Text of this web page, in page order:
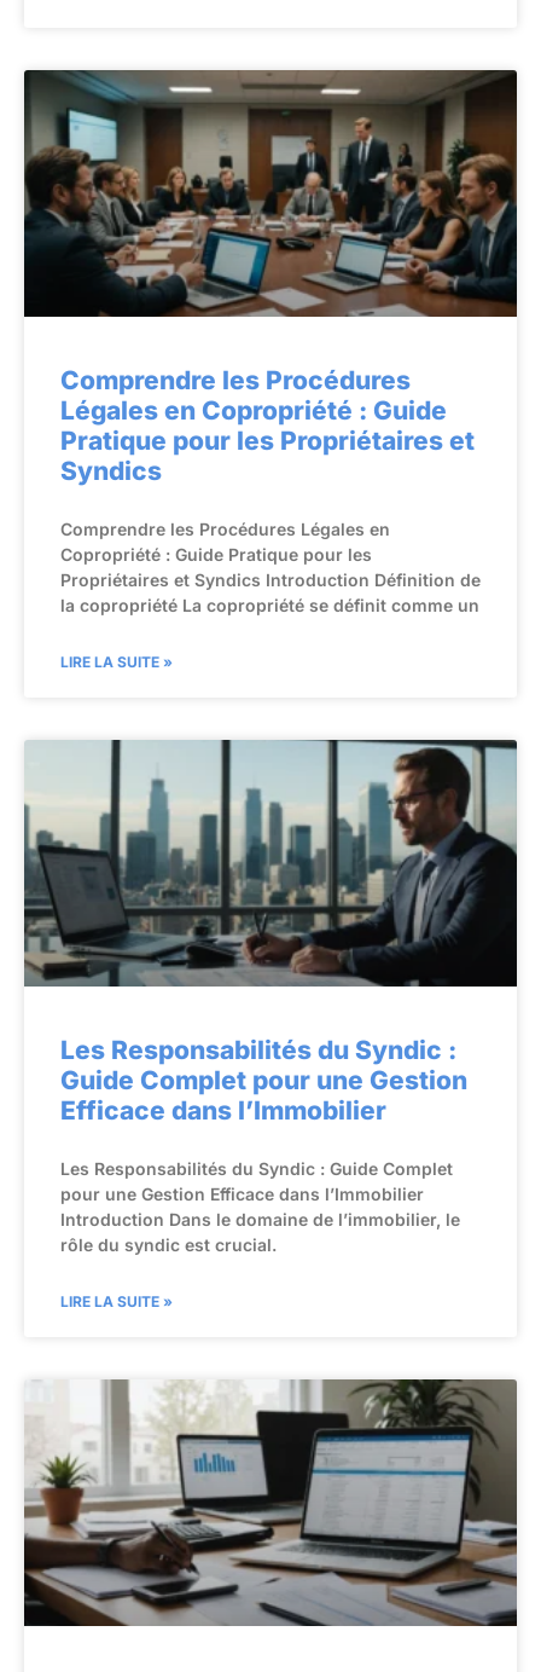
Comprendre les Procédures
Légales en Copropriété : Guide
Pratique pour les Propriétaires et
Syndics
Comprendre les Procédures Légales en
Copropriété : Guide Pratique pour les
Propriétaires et Syndics Introduction Définition de
la copropriété La copropriété se définit comme un
LIRE LA SUITE »
Les Responsabilités du Syndic :
Guide Complet pour une Gestion
Efficace dans l’Immobilier
Les Responsabilités du Syndic : Guide Complet
pour une Gestion Efficace dans l’Immobilier
Introduction Dans le domaine de l’immobilier, le
rôle du syndic est crucial.
LIRE LA SUITE »